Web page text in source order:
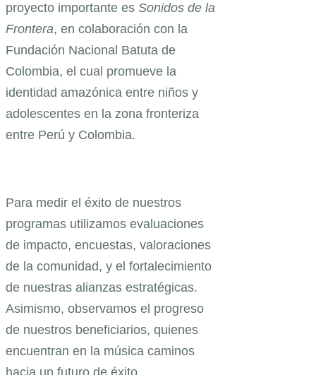
proyecto importante es Sonidos de la
Frontera, en colaboración con la
Fundación Nacional Batuta de
Colombia, el cual promueve la
identidad amazónica entre niños y
adolescentes en la zona fronteriza
entre Perú y Colombia.
Para medir el éxito de nuestros
programas utilizamos evaluaciones
de impacto, encuestas, valoraciones
de la comunidad, y el fortalecimiento
de nuestras alianzas estratégicas.
Asimismo, observamos el progreso
de nuestros beneficiarios, quienes
encuentran en la música caminos